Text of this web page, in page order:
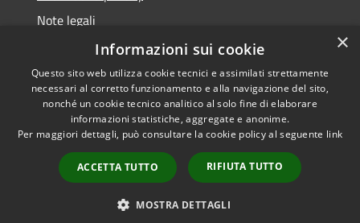
Note legali
Dichiarazione di accessibilità
RSS
Accessibilità
Copyright © 2026 • Comune di
Signa • Powered by
Municipium•
Accesso
redazione
×
Informazioni sui cookie
Questo sito web utilizza cookie tecnici e assimilati strettamente
necessari al corretto funzionamento e alla navigazione del sito,
nonché un cookie tecnico analitico al solo fine di elaborare
informazioni statistiche, aggregate e anonime.
Per maggiori dettagli, può consultare la cookie policy al seguente link
ACCETTA TUTTO RIFIUTA TUTTO
MOSTRA DETTAGLI